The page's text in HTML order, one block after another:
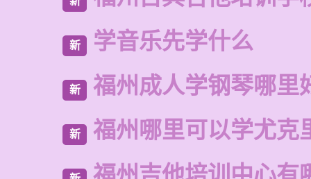
新 学音乐先学什么
新 福州成人学钢琴哪里
新 福州哪里可以学尤克